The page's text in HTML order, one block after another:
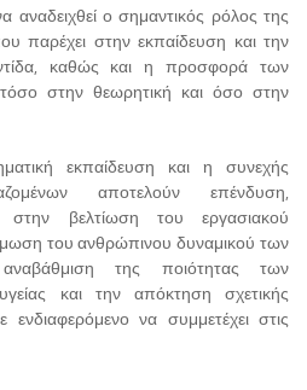
αναδειχθεί ο σημαντικός ρόλος της
στην εκπαίδευση και την
καθώς και η προσφορά των
τόσο στην θεωρητική και όσο στην
εκπαίδευση και η συνεχής
αποτελούν επένδυση,
στην βελτίωση του εργασιακού
του ανθρώπινου δυναμικού των
της ποιότητας των
και την απόκτηση σχετικής
να συμμετέχει στις